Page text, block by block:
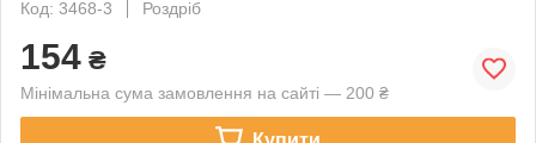
Код: 3468-3
Роздріб
154 ₴
Мінімальна сума замовлення на сайті — 200 ₴